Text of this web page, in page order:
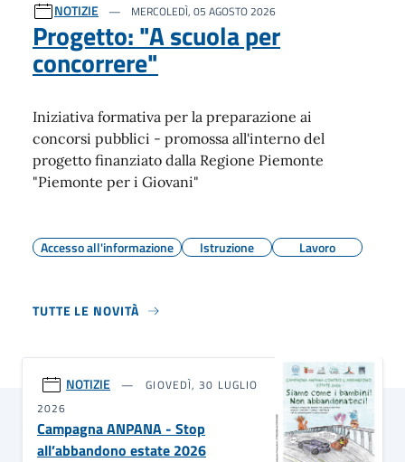
NOTIZIE MERCOLEDÌ, 05 AGOSTO 2026
Progetto: "A scuola per
concorrere"
Iniziativa formativa per la preparazione ai
concorsi pubblici - promossa all'interno del
progetto finanziato dalla Regione Piemonte
"Piemonte per i Giovani"
Accesso all'informazione Istruzione Lavoro
TUTTE LE NOVITÀ
NOTIZIE
GIOVEDÌ, 30 LUGLIO
2026
Campagna ANPANA - Stop
all’abbandono estate 2026